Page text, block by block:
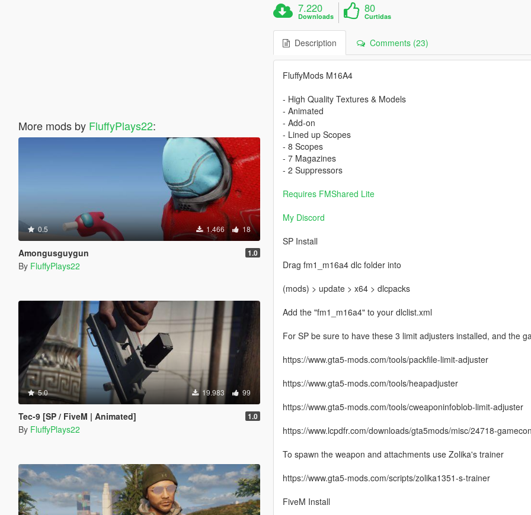
More mods by FluffyPlays22:
0.5 1.466 18
Amongusguygun 1.0
By FluffyPlays22
5.0 19.983 99
Tec-9 [SP / FiveM | Animated] 1.0
By FluffyPlays22
7.220
Downloads
80
Curtidas
Description Comments (23)
FluffyMods M16A4
- High Quality Textures & Models
- Animated
- Add-on
- Lined up Scopes
- 8 Scopes
- 7 Magazines
- 2 Suppressors
Requires FMShared Lite
My Discord
SP Install
Drag fm1_m16a4 dlc folder into
(mods) > update > x64 > dlcpacks
Add the "fm1_m16a4" to your dlclist.xml
For SP be sure to have these 3 limit adjusters installed, and the
https://www.gta5-mods.com/tools/packfile-limit-adjuster
https://www.gta5-mods.com/tools/heapadjuster
https://www.gta5-mods.com/tools/cweaponinfoblob-limit-adjuster
https://www.lcpdfr.com/downloads/gta5mods/misc/24718-
To spawn the weapon and attachments use Zolika's trainer
https://www.gta5-mods.com/scripts/zolika1351-s-trainer
FiveM Install